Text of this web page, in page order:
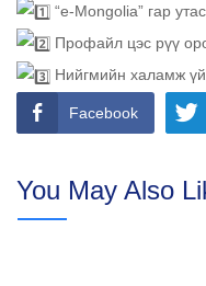
“e-Mongolia” гар
Профайл цэс рүү
Нийгмийн халамж
Facebook
You May Also